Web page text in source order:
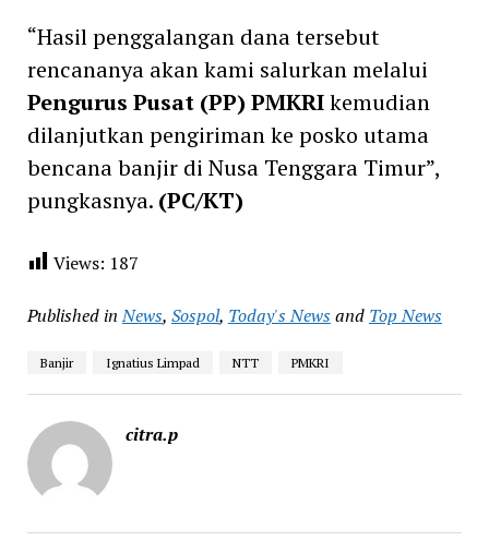
“Hasil penggalangan dana tersebut
rencananya akan kami salurkan melalui
Pengurus Pusat (PP) PMKRIkemudian
dilanjutkan pengiriman ke posko utama
bencana banjir di Nusa Tenggara Timur”,
pungkasnya. (PC/KT)
Views: 187
Published in News, Sospol, Today's Newsand Top News
Banjir Ignatius Limpad NTT PMKRI
citra.p